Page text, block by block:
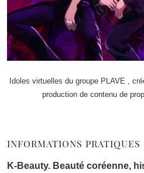
Idoles virtuelles du groupe PLAVE ,
production de contenu de
INFORMATIONS PRATIQUES
K-Beauty. Beauté coréenne,